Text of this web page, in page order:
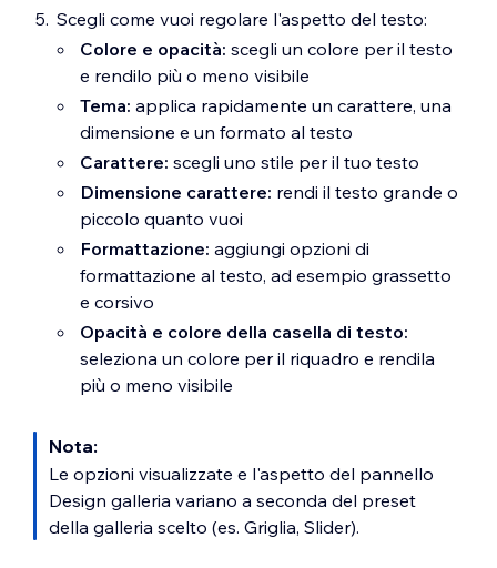
Scegli come vuoi regolare l'aspetto del testo:
Colore e opacità: scegli un colore per il testo
e rendilo più o meno visibile
Tema: applica rapidamente un carattere, una
dimensione e un formato al testo
Carattere: scegli uno stile per il tuo testo
Dimensione carattere: rendi il testo grande o
piccolo quanto vuoi
Formattazione: aggiungi opzioni di
formattazione al testo, ad esempio grassetto
e corsivo
Opacità e colore della casella di testo:
seleziona un colore per il riquadro e rendila
più o meno visibile
Nota:
Le opzioni visualizzate e l'aspetto del pannello
Design galleria variano a seconda del preset
della galleria scelto (es. Griglia, Slider).